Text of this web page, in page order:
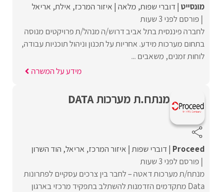
מונסייט דוברי שפות מלאה איזור המרכז אילת אריאל
פורסם לפני 3 שעות
לחברה פיננסית בתל אביב דרוש/ה מנהל/ת פרויקטים מנוסה
בתחום מערכות מידע. אחריות על תכנון וניהול תוכניות עבודה,
לוחות זמנים, משאבים ...
מידע על המשרה
מנתח.ת מערכות DATA
Proceed‏ דוברי שפות איזור המרכז אריאל הוד השרון
פורסם לפני 3 שעות
מנתח/ת מערכות דאטה – לחבר בין צרכים עסקיים לפתרונות
Data מתקדמים הזדמנות להשתלב בתפקיד מרכזי בארגון